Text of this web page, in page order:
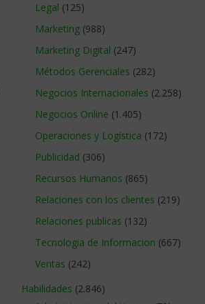
Legal (125)
Marketing (988)
Marketing Digital (247)
Métodos Gerenciales (282)
Negocios Internacionales (2.258)
Negocios Online (1.405)
Operaciones y Logística (172)
Publicidad (306)
Recursos Humanos (865)
Relaciones con los clientes (219)
Relaciones publicas (132)
Tecnologia de Informacion (667)
Ventas (242)
Habilidades (2.846)